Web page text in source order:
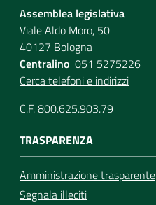
Assemblea legislativa
Viale Aldo Moro, 50
40127 Bologna
Centralino 051 5275226
Cerca telefoni e indirizzi
C.F. 800.625.903.79
TRASPARENZA
Amministrazione trasparente
Segnala illeciti